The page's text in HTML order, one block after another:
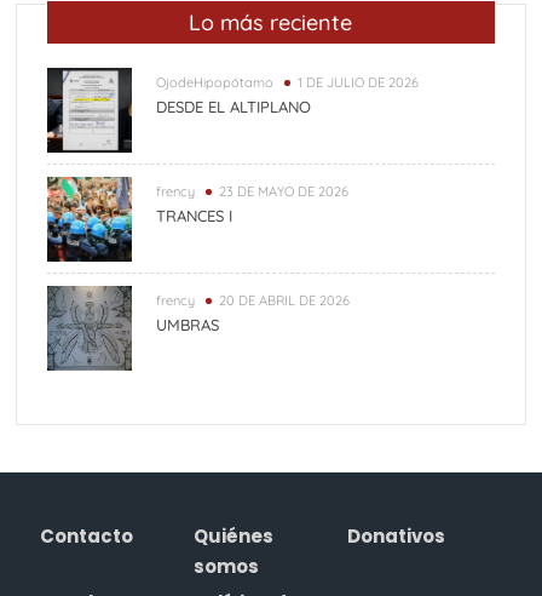
Lo más reciente
OjodeHipopótamo 1 DE JULIO DE 2026
DESDE EL ALTIPLANO
frency 23 DE MAYO DE 2026
TRANCES I
frency 20 DE ABRIL DE 2026
UMBRAS
Contacto
Quiénes
somos
Donativos